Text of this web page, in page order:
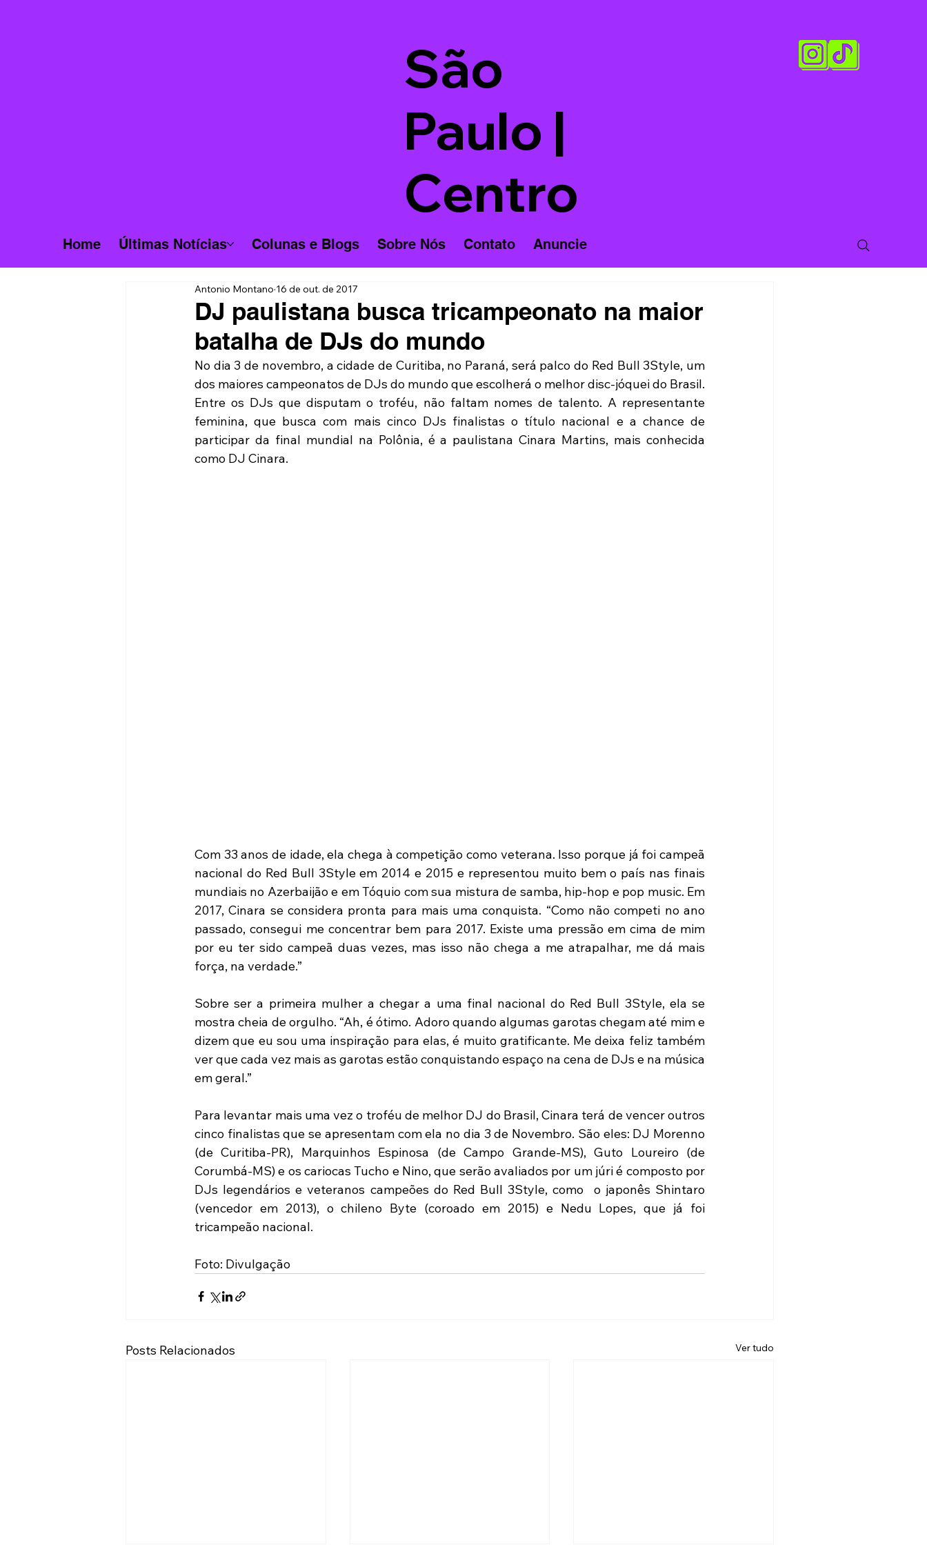
São
Paulo |
Centro
Home Últimas Notícias Colunas e Blogs Sobre Nós Contato Anuncie
DJ paulistana busca tricampeonato na maior
batalha de DJs do mundo
Antonio Montano 16 de out. de 2017
No dia 3 de novembro, a cidade de Curitiba, no Paraná, será palco do Red Bull 3Style, um
dos maiores campeonatos de DJs do mundo que escolherá o melhor disc-jóquei do Brasil.
Entre os DJs que disputam o troféu, não faltam nomes de talento. A representante
feminina, que busca com mais cinco DJs finalistas o título nacional e a chance de
participar da final mundial na Polônia, é a paulistana Cinara Martins, mais conhecida
como DJ Cinara.
Com 33 anos de idade, ela chega à competição como veterana. Isso porque já foi campeã
nacional do Red Bull 3Style em 2014 e 2015 e representou muito bem o país nas finais
mundiais no Azerbaijão e em Tóquio com sua mistura de samba, hip-hop e pop music. Em
2017, Cinara se considera pronta para mais uma conquista. “Como não competi no ano
passado, consegui me concentrar bem para 2017. Existe uma pressão em cima de mim
por eu ter sido campeã duas vezes, mas isso não chega a me atrapalhar, me dá mais
força, na verdade.”
Sobre ser a primeira mulher a chegar a uma final nacional do Red Bull 3Style, ela se
mostra cheia de orgulho. “Ah, é ótimo. Adoro quando algumas garotas chegam até mim e
dizem que eu sou uma inspiração para elas, é muito gratificante. Me deixa feliz também
ver que cada vez mais as garotas estão conquistando espaço na cena de DJs e na música
em geral.”
Para levantar mais uma vez o troféu de melhor DJ do Brasil, Cinara terá de vencer outros
cinco finalistas que se apresentam com ela no dia 3 de Novembro. São eles: DJ Morenno
(de Curitiba-PR), Marquinhos Espinosa (de Campo Grande-MS), Guto Loureiro (de
Corumbá-MS) e os cariocas Tucho e Nino, que serão avaliados por um júri é composto por
DJs legendários e veteranos campeões do Red Bull 3Style, como  o japonês Shintaro
(vencedor em 2013), o chileno Byte (coroado em 2015) e Nedu Lopes, que já foi
tricampeão nacional.
Foto: Divulgação
Posts Relacionados Ver tudo